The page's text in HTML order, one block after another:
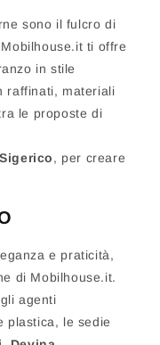
sono il fulcro di
ti offre
in stile
raffinati, materiali
le proposte di
Sigerico, per creare
e praticità,
di Mobilhouse.it.
agenti
plastica, le sedie